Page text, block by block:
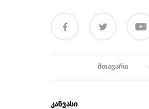
ᲛᲗᲐᲕᲐᲠᲘ
კანვასი